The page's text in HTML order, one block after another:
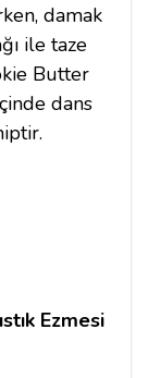
damak
ile taze
Butter
dans
Ezmesi